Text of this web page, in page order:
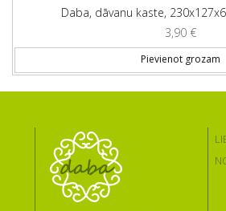
Daba, dāvanu kaste,
3,90 €
Pievienot grozam